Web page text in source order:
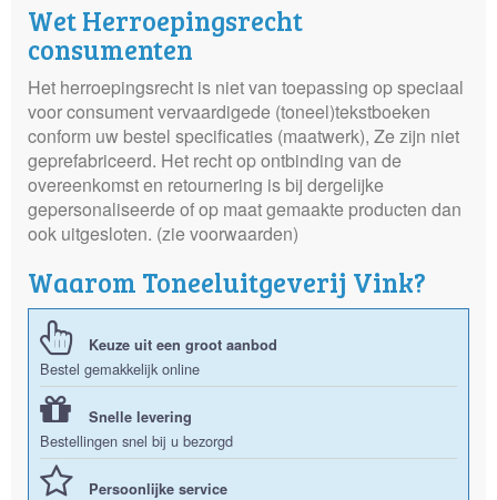
Wet Herroepingsrecht
consumenten
Het herroepingsrecht is niet van toepassing op speciaal
voor consument vervaardigede (toneel)tekstboeken
conform uw bestel specificaties (maatwerk), Ze zijn niet
geprefabriceerd. Het recht op ontbinding van de
overeenkomst en retournering is bij dergelijke
gepersonaliseerde of op maat gemaakte producten dan
ook uitgesloten. (zie voorwaarden)
Waarom Toneeluitgeverij Vink?
Keuze uit een groot aanbod
Bestel gemakkelijk online
Snelle levering
Bestellingen snel bij u bezorgd
Persoonlijke service